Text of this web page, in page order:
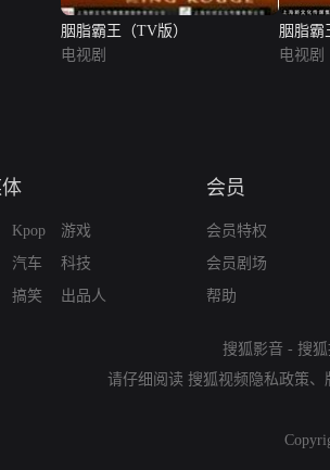
胭脂霸王（TV版）
电视剧
胭脂霸
电视剧
Kpop
汽车
搞笑
游戏
科技
出品人
会员
会员特权
会员剧场
帮助
搜狐影音 - 搜
请仔细阅读 搜狐视频隐私政策、